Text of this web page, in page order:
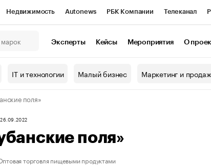
Недвижимость Autonews РБК Компании Телеканал
контрагентов
Эксперты Кейсы Мероприятия О
IT и технологии Малый бизнес Маркетинг и
поля»
поля»
торговля пищевыми продуктами